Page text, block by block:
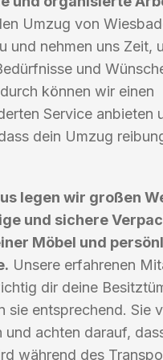
Umzug von
und nehmen uns Zeit,
und
können wir einen
Service anbieten
dein Umzug
legen wir großen
und sichere
Möbel und
Unsere erfahrenen
dir deine
sie entsprechend. Sie
und achten darauf,
während des